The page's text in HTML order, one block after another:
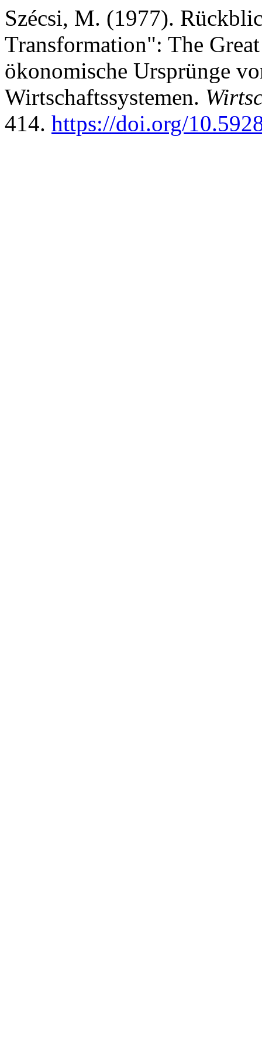
Szécsi, M. (1977).
Transformation": The
ökonomische Ursprünge
Wirtschaftssystemen.
414. https://doi.org/